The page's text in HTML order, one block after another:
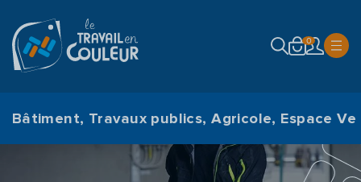
0
Bâtiment, Travaux publics, Agricole, Espace